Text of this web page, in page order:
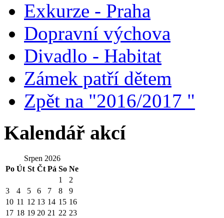
Exkurze - Praha
Dopravní výchova
Divadlo - Habitat
Zámek patří dětem
Zpět na "2016/2017 "
Kalendář akcí
Srpen 2026
Po Út St Čt Pá So Ne
1
2
3
4 5 6 7 8
9
10 11 12 13 14 15 16
17 18 19 20 21 22 23